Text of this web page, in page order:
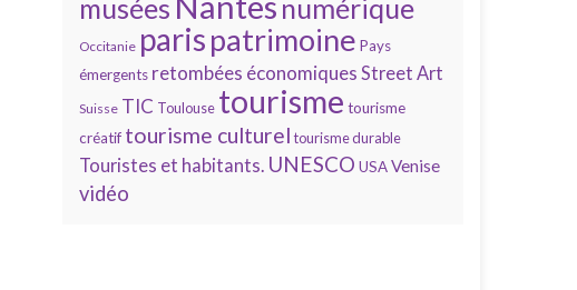
musées numérique
Occitanie parispatrimoine Pays
émergents retombées économiques Street Art
Suisse TIC Toulouse tourisme tourisme
créatif tourisme culturel tourisme durable
Touristes et habitants. UNESCO USAVenise
vidéo